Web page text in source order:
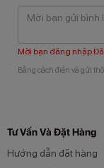
Mời bạn đăng nhập
Bằng cách điền và gửi
Tư Vấn Và Đặt Hàng
Hướng dẫn đặt hàng